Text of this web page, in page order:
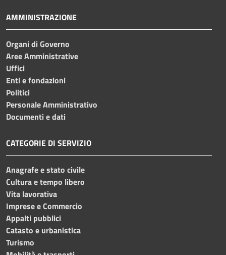
AMMINISTRAZIONE
Organi di Governo
Aree Amministrative
Uffici
Enti e fondazioni
Politici
Personale Amministrativo
Documenti e dati
CATEGORIE DI SERVIZIO
Anagrafe e stato civile
Cultura e tempo libero
Vita lavorativa
Imprese e Commercio
Appalti pubblici
Catasto e urbanistica
Turismo